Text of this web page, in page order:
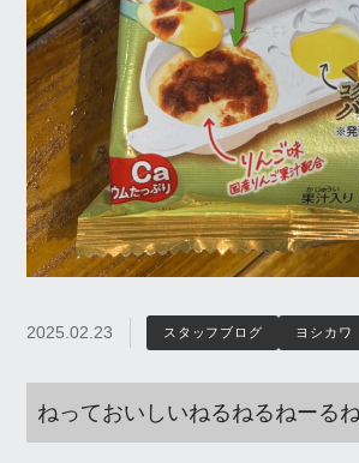
2025.02.23 スタッフブログ ヨシカワ
ねっておいしいねるねるねーるね